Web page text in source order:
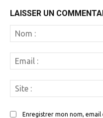
LAISSER UN
Enregistrer mon nom, email